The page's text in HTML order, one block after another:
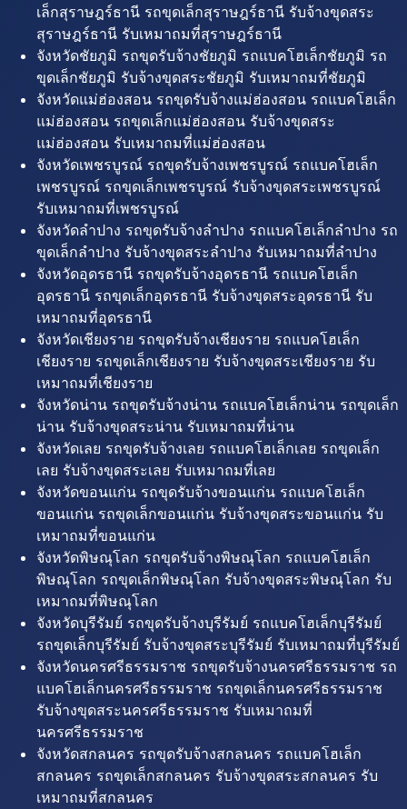
เล็กสุราษฎร์ธานี รถขุดเล็กสุราษฎร์ธานี รับจ้างขุดสระ
สุราษฎร์ธานี รับเหมาถมที่สุราษฎร์ธานี
จังหวัดชัยภูมิ รถขุดรับจ้างชัยภูมิ รถแบคโฮเล็กชัยภูมิ รถ
ขุดเล็กชัยภูมิ รับจ้างขุดสระชัยภูมิ รับเหมาถมที่ชัยภูมิ
จังหวัดแม่ฮ่องสอน รถขุดรับจ้างแม่ฮ่องสอน รถแบคโฮเล็ก
แม่ฮ่องสอน รถขุดเล็กแม่ฮ่องสอน รับจ้างขุดสระ
แม่ฮ่องสอน รับเหมาถมที่แม่ฮ่องสอน
จังหวัดเพชรบูรณ์ รถขุดรับจ้างเพชรบูรณ์ รถแบคโฮเล็ก
เพชรบูรณ์ รถขุดเล็กเพชรบูรณ์ รับจ้างขุดสระเพชรบูรณ์
รับเหมาถมที่เพชรบูรณ์
จังหวัดลำปาง รถขุดรับจ้างลำปาง รถแบคโฮเล็กลำปาง รถ
ขุดเล็กลำปาง รับจ้างขุดสระลำปาง รับเหมาถมที่ลำปาง
จังหวัดอุดรธานี รถขุดรับจ้างอุดรธานี รถแบคโฮเล็ก
อุดรธานี รถขุดเล็กอุดรธานี รับจ้างขุดสระอุดรธานี รับ
เหมาถมที่อุดรธานี
จังหวัดเชียงราย รถขุดรับจ้างเชียงราย รถแบคโฮเล็ก
เชียงราย รถขุดเล็กเชียงราย รับจ้างขุดสระเชียงราย รับ
เหมาถมที่เชียงราย
จังหวัดน่าน รถขุดรับจ้างน่าน รถแบคโฮเล็กน่าน รถขุดเล็ก
น่าน รับจ้างขุดสระน่าน รับเหมาถมที่น่าน
จังหวัดเลย รถขุดรับจ้างเลย รถแบคโฮเล็กเลย รถขุดเล็ก
เลย รับจ้างขุดสระเลย รับเหมาถมที่เลย
จังหวัดขอนแก่น รถขุดรับจ้างขอนแก่น รถแบคโฮเล็ก
ขอนแก่น รถขุดเล็กขอนแก่น รับจ้างขุดสระขอนแก่น รับ
เหมาถมที่ขอนแก่น
จังหวัดพิษณุโลก รถขุดรับจ้างพิษณุโลก รถแบคโฮเล็ก
พิษณุโลก รถขุดเล็กพิษณุโลก รับจ้างขุดสระพิษณุโลก รับ
เหมาถมที่พิษณุโลก
จังหวัดบุรีรัมย์ รถขุดรับจ้างบุรีรัมย์ รถแบคโฮเล็กบุรีรัมย์
รถขุดเล็กบุรีรัมย์ รับจ้างขุดสระบุรีรัมย์ รับเหมาถมที่บุรีรัมย์
จังหวัดนครศรีธรรมราช รถขุดรับจ้างนครศรีธรรมราช รถ
แบคโฮเล็กนครศรีธรรมราช รถขุดเล็กนครศรีธรรมราช
รับจ้างขุดสระนครศรีธรรมราช รับเหมาถมที่
นครศรีธรรมราช
จังหวัดสกลนคร รถขุดรับจ้างสกลนคร รถแบคโฮเล็ก
สกลนคร รถขุดเล็กสกลนคร รับจ้างขุดสระสกลนคร รับ
เหมาถมที่สกลนคร